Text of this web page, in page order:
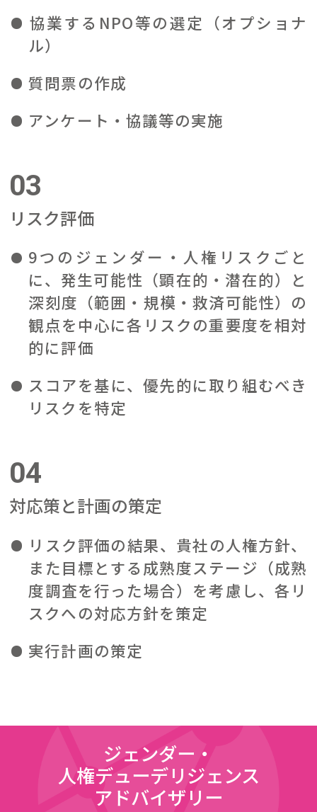
協業するNPO等の選定（オプショナ
ル）
質問票の作成
アンケート・協議等の実施
03
リスク評価
9つのジェンダー・人権リスクごと
に、発生可能性（顕在的・潜在的）と
深刻度（範囲・規模・救済可能性）の
観点を中心に各リスクの重要度を相対
的に評価
スコアを基に、優先的に取り組むべき
リスクを特定
04
対応策と計画の策定
リスク評価の結果、貴社の人権方針、
また目標とする成熟度ステージ（成熟
度調査を行った場合）を考慮し、各リ
スクへの対応方針を策定
実行計画の策定
ジェンダー・
人権デューデリジェンス
アドバイザリー